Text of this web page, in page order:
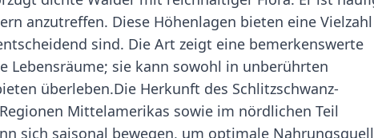
anzutreffen. Diese Höhenlagen bieten eine
sind. Die Art zeigt eine bemerkenswerte
Lebensräume; sie kann sowohl in unberührten
überleben.Die Herkunft des Schlitzschwanz-
Mittelamerikas sowie im nördlichen Teil
sich saisonal bewegen, um optimale